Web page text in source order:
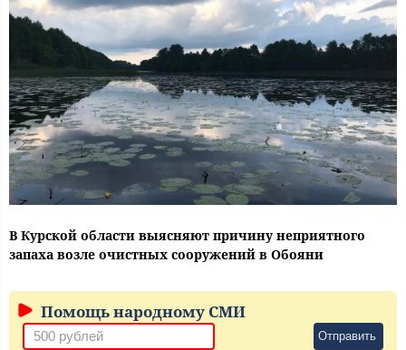
В Курской области выясняют причину неприятного
запаха возле очистных сооружений в Обояни
Помощь народному СМИ
Отправить